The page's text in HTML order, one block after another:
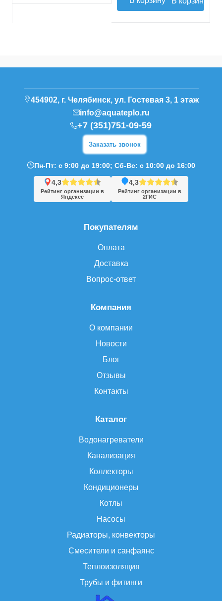
Каталог
Водонагреватели
Канализация
Коллекторы
Кондиционеры
Котлы
Насосы
Радиаторы, конвекторы
Смесители и санфаянс
Теплоизоляция
Трубы и фитинги
Компания
О компании
Новости
Блог
Отзывы
Контакты
Покупателям
Оплата
Доставка
Вопрос-ответ
454902, г. Челябинск, ул. Гостевая 3, 1 этаж
info@aquateplo.ru
+7 (351)751-09-59
Заказать звонок
Пн-Пт: с 9:00 до 19:00; Сб-Вс: с 10:00 до 16:00
4,3
Рейтинг организации в
Яндексе
4,3
Рейтинг организации в
2ГИС